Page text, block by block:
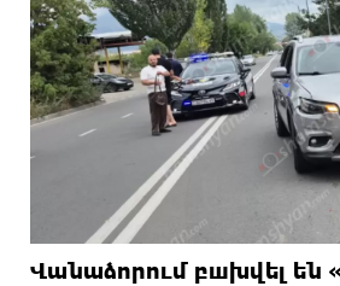
Վանաձորում բшխվել են